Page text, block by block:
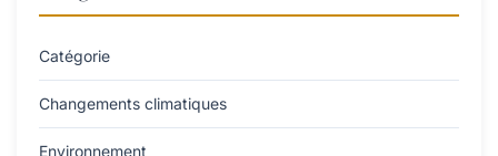
Catégorie
Changements climatiques
Environnement